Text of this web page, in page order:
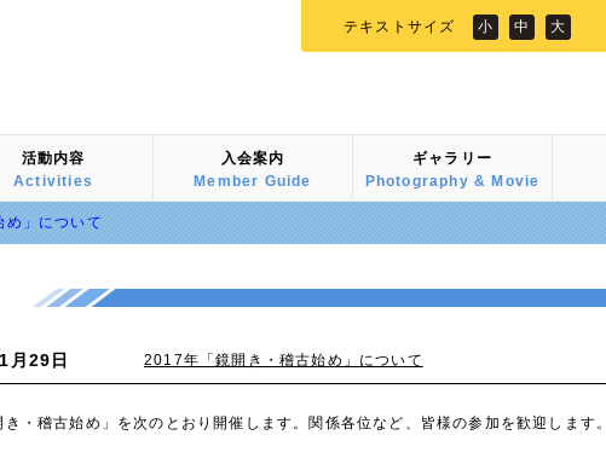
テキストサイズ 小 中 大
活動内容
Activities
入会案内
Member Guide
ギャラリー
Photography & Movie
」について
月29日 2017年「鏡開き・稽古始め」について
・稽古始め」を次のとおり開催します。関係各位など、皆様の参加を歓迎します。